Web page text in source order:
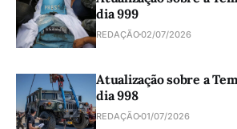
dia 999
REDAÇÃO02/07/2026
Atualização sobre a
dia 998
REDAÇÃO01/07/2026